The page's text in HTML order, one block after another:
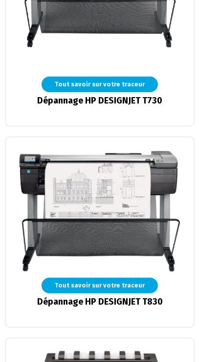
Tout savoir sur votre traceur
Dépannage HP DESIGNJET T730
Tout savoir sur votre traceur
Dépannage HP DESIGNJET T830